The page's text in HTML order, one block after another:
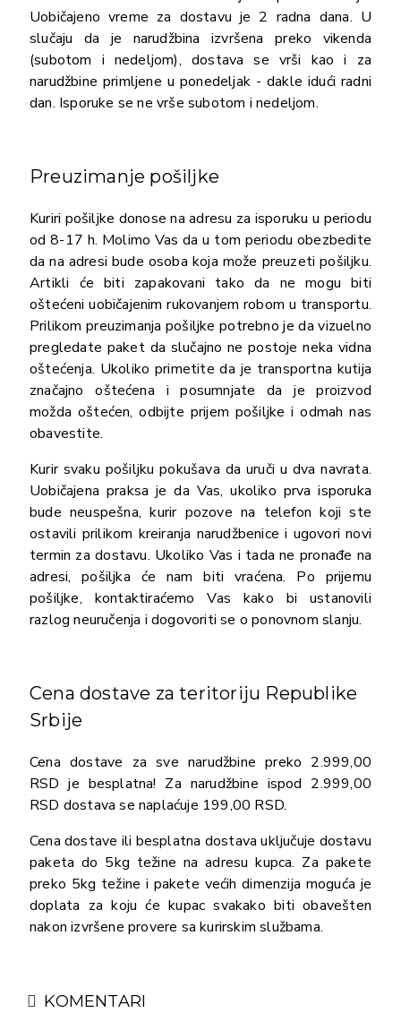
Uobičajeno vreme za dostavu je 2 radna dana. U
slučaju da je narudžbina izvršena preko vikenda
(subotom i nedeljom), dostava se vrši kao i za
narudžbine primljene u ponedeljak - dakle idući radni
dan. Isporuke se ne vrše subotom i nedeljom.
Preuzimanje pošiljke
Kuriri pošiljke donose na adresu za isporuku u periodu
od 8-17 h. Molimo Vas da u tom periodu obezbedite
da na adresi bude osoba koja može preuzeti pošiljku.
Artikli će biti zapakovani tako da ne mogu biti
oštećeni uobičajenim rukovanjem robom u transportu.
Prilikom preuzimanja pošiljke potrebno je da vizuelno
pregledate paket da slučajno ne postoje neka vidna
oštećenja. Ukoliko primetite da je transportna kutija
značajno oštećena i posumnjate da je proizvod
možda oštećen, odbijte prijem pošiljke i odmah nas
obavestite.
Kurir svaku pošiljku pokušava da uruči u dva navrata.
Uobičajena praksa je da Vas, ukoliko prva isporuka
bude neuspešna, kurir pozove na telefon koji ste
ostavili prilikom kreiranja narudžbenice i ugovori novi
termin za dostavu. Ukoliko Vas i tada ne pronađe na
adresi, pošiljka će nam biti vraćena. Po prijemu
pošiljke, kontaktiraćemo Vas kako bi ustanovili
razlog neuručenja i dogovoriti se o ponovnom slanju.
Cena dostave za teritoriju Republike
Srbije
Cena dostave za sve narudžbine preko 2.999,00
RSD je besplatna! Za narudžbine ispod 2.999,00
RSD dostava se naplaćuje 199,00 RSD.
Cena dostave ili besplatna dostava uključuje dostavu
paketa do 5kg težine na adresu kupca. Za pakete
preko 5kg težine i pakete većih dimenzija moguća je
doplata za koju će kupac svakako biti obavešten
nakon izvršene provere sa kurirskim službama.
KOMENTARI